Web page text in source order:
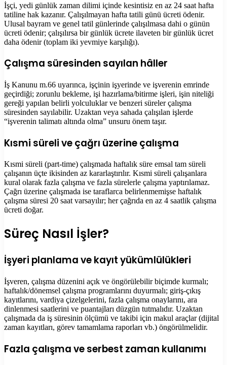
İşçi, yedi günlük zaman dilimi içinde kesintisiz en az 24 saat hafta
tatiline hak kazanır. Çalışılmayan hafta tatili günü ücreti ödenir.
Ulusal bayram ve genel tatil günlerinde çalışılmasa dahi o günün
ücreti ödenir; çalışılırsa bir günlük ücrete ilaveten bir günlük ücret
daha ödenir (toplam iki yevmiye karşılığı).
Çalışma süresinden sayılan hâller
İş Kanunu m.66 uyarınca, işçinin işyerinde ve işverenin emrinde
geçirdiği; zorunlu bekleme, işi hazırlama/bitirme işleri, işin niteliği
gereği yapılan belirli yolculuklar ve benzeri süreler çalışma
süresinden sayılabilir. Uzaktan veya sahada çalışılan işlerde
“işverenin talimatı altında olma” unsuru önem taşır.
Kısmi süreli ve çağrı üzerine çalışma
Kısmi süreli (part-time) çalışmada haftalık süre emsal tam süreli
çalışanın üçte ikisinden az kararlaştırılır. Kısmi süreli çalışanlara
kural olarak fazla çalışma ve fazla sürelerle çalışma yaptırılamaz.
Çağrı üzerine çalışmada ise taraflarca belirlenmemişse haftalık
çalışma süresi 20 saat varsayılır; her çağrıda en az 4 saatlik çalışma
ücreti doğar.
Süreç Nasıl İşler?
İşyeri planlama ve kayıt yükümlülükleri
İşveren, çalışma düzenini açık ve öngörülebilir biçimde kurmalı;
haftalık/dönemsel çalışma programlarını duyurmalı; giriş-çıkış
kayıtlarını, vardiya çizelgelerini, fazla çalışma onaylarını, ara
dinlenmesi saatlerini ve puantajları düzgün tutmalıdır. Uzaktan
çalışmada da iş süresinin ölçümü ve takibi için makul araçlar (dijital
zaman kayıtları, görev tamamlama raporları vb.) öngörülmelidir.
Fazla çalışma ve serbest zaman kullanımı